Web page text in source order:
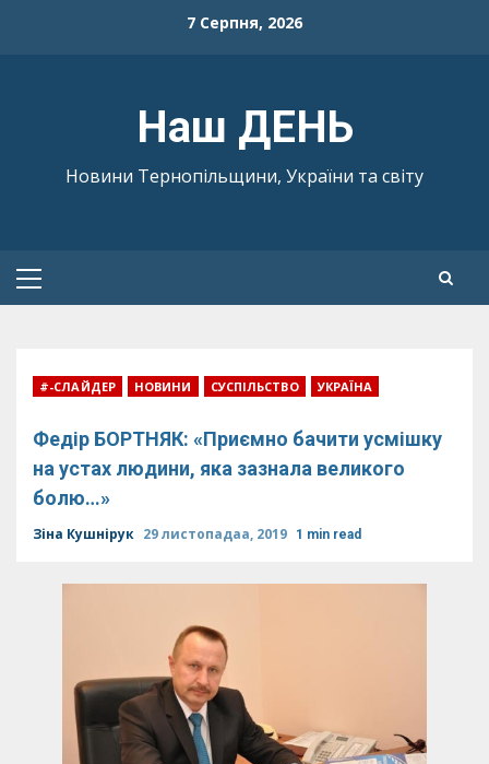
7 Серпня, 2026
Наш ДЕНЬ
Новини Тернопільщини, України та світу
Primary
#-СЛАЙДЕР НОВИНИ СУСПІЛЬСТВО УКРАЇНА
Федір БОРТНЯК: «Приємно бачити усмішку
на устах людини, яка зазнала великого
болю…»
Зіна Кушнірук 29 листопадаа, 2019 1 min read